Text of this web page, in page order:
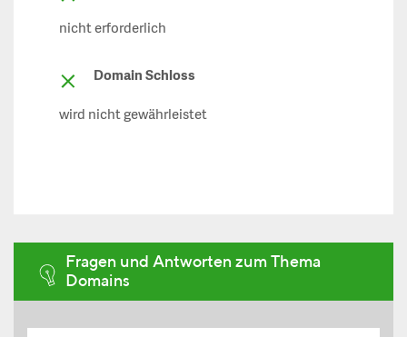
nicht erforderlich
Domain Schloss
wird nicht gewährleistet
Fragen und Antworten zum Thema
Domains